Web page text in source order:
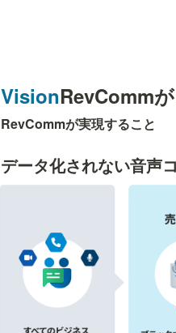
VisionRevComm
RevCommが実現すること
データ化されない音声